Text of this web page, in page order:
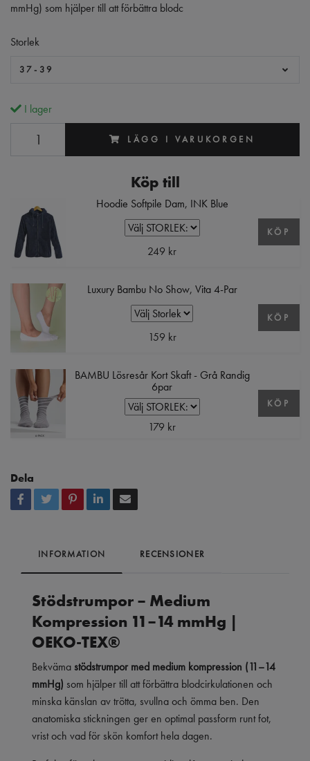
mmHg) som hjälper till att förbättra blodc
Storlek
37-39
I lager
LÄGG I VARUKORGEN
Köp till
Hoodie Softpile Dam, INK Blue
249 kr
KÖP
Luxury Bambu No Show, Vita 4-Par
159 kr
KÖP
BAMBU Lösresår Kort Skaft - Grå Randig
6par
179 kr
KÖP
Dela
INFORMATION RECENSIONER
Stödstrumpor – Medium
Kompression 11–14 mmHg |
OEKO-TEX®
Bekvämastödstrumpor med medium kompression (11–14
mmHg) som hjälper till att förbättra blodcirkulationen och
minska känslan av trötta, svullna och ömma ben. Den
anatomiska stickningen ger en optimal passform runt fot,
vrist och vad för skön komfort hela dagen.